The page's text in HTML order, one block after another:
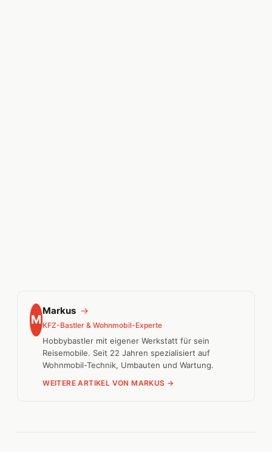
M
Markus →
KFZ-Bastler & Wohnmobil-Experte
Hobbybastler mit eigener Werkstatt für sein
Reisemobile. Seit 22 Jahren spezialisiert auf
Wohnmobil-Technik, Umbauten und Wartung.
WEITERE ARTIKEL VON MARKUS →